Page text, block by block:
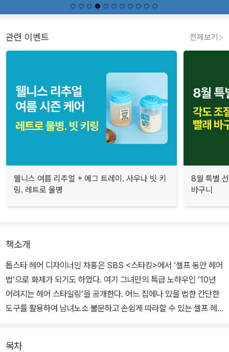
관련 이벤트 전체보기
웰니스 여름 리추얼 + 에그 트레이. 사우나 빗 키
링. 레트로 물병
8월 특별
바구니
책소개
톱스타 헤어 디자이너인 차홍은 SBS <스타킹>에서 ‘셀프 동안 헤어
법’으로 화제가 되기도 하였다. 여기 그녀만의 특급 노하우인 ‘10년
어려지는 헤어 스타일링’을 공개한다. 어느 집에나 있을 법한 간단한
도구를 활용하여 남녀노소 불문하고 손쉽게 따라할 수 있는 셀프 헤
목차